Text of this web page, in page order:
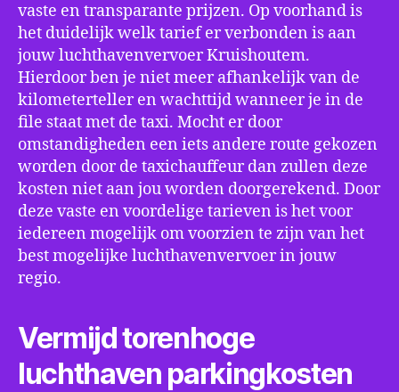
vaste en transparante prijzen. Op voorhand is
het duidelijk welk tarief er verbonden is aan
jouw luchthavenvervoer Kruishoutem.
Hierdoor ben je niet meer afhankelijk van de
kilometerteller en wachttijd wanneer je in de
file staat met de taxi. Mocht er door
omstandigheden een iets andere route gekozen
worden door de taxichauffeur dan zullen deze
kosten niet aan jou worden doorgerekend. Door
deze vaste en voordelige tarieven is het voor
iedereen mogelijk om voorzien te zijn van het
best mogelijke luchthavenvervoer in jouw
regio.
Vermijd torenhoge
luchthaven parkingkosten